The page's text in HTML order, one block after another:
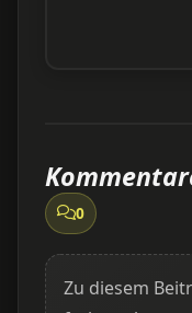
0
Zu diesem